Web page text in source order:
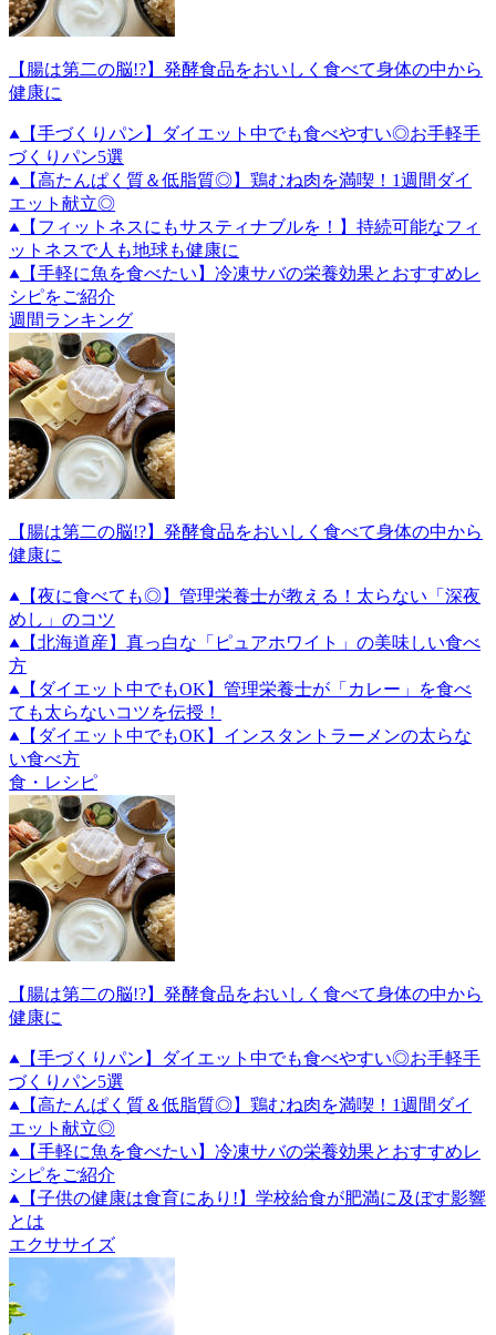
【腸は第二の脳!?】発酵食品をおいしく食べて身体の中から
健康に
【手づくりパン】ダイエット中でも食べやすい◎お手軽手
づくりパン5選
【高たんぱく質＆低脂質◎】鶏むね肉を満喫！1週間ダイ
エット献立◎
【フィットネスにもサスティナブルを！】持続可能なフィ
ットネスで人も地球も健康に
【手軽に魚を食べたい】冷凍サバの栄養効果とおすすめレ
シピをご紹介
週間ランキング
【腸は第二の脳!?】発酵食品をおいしく食べて身体の中から
健康に
【夜に食べても◎】管理栄養士が教える！太らない「深夜
めし」のコツ
【北海道産】真っ白な「ピュアホワイト」の美味しい食べ
方
【ダイエット中でもOK】管理栄養士が「カレー」を食べ
ても太らないコツを伝授！
【ダイエット中でもOK】インスタントラーメンの太らな
い食べ方
食・レシピ
【腸は第二の脳!?】発酵食品をおいしく食べて身体の中から
健康に
【手づくりパン】ダイエット中でも食べやすい◎お手軽手
づくりパン5選
【高たんぱく質＆低脂質◎】鶏むね肉を満喫！1週間ダイ
エット献立◎
【手軽に魚を食べたい】冷凍サバの栄養効果とおすすめレ
シピをご紹介
【子供の健康は食育にあり!】学校給食が肥満に及ぼす影響
とは
エクササイズ